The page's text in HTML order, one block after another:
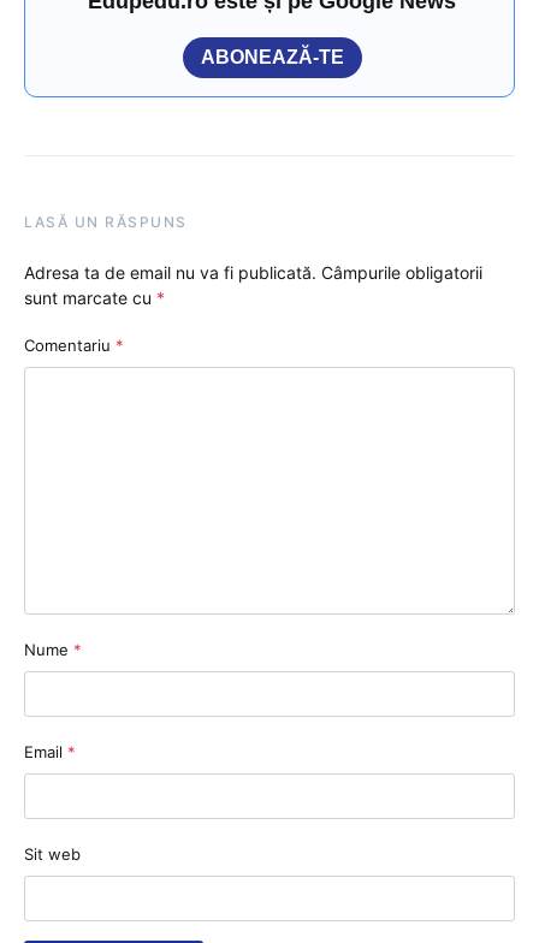
ABONEAZĂ-TE
LASĂ UN RĂSPUNS
Adresa ta de email nu va fi publicată. Câmpurile obligatorii
sunt marcate cu *
Comentariu *
Nume *
Email *
Sit web